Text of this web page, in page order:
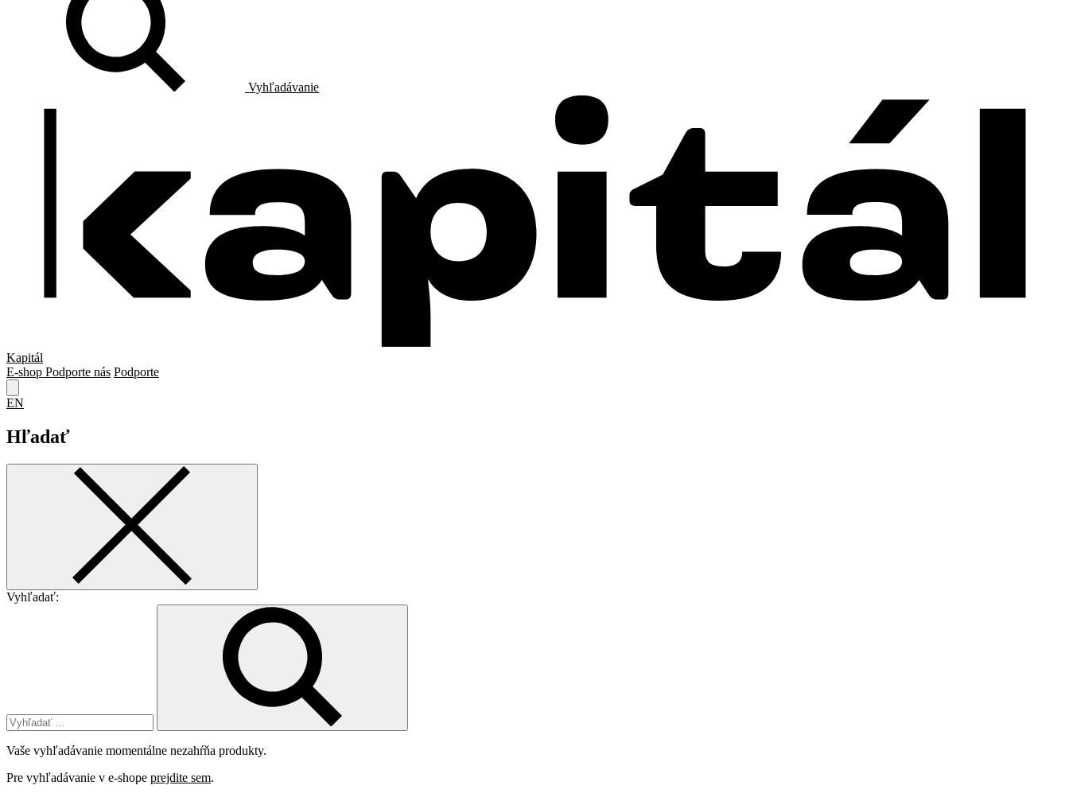
Vyhľadávanie
Kapitál
E-shop Podporte nás Podporte
EN
Hľadať
Vyhľadať:
Vaše vyhľadávanie momentálne nezahŕňa produkty.
Pre vyhľadávanie v e-shope prejdite sem.